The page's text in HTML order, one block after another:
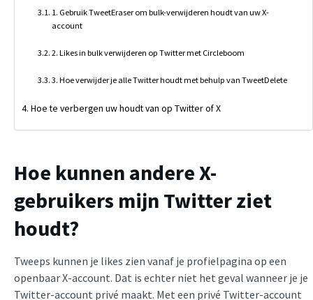
1. Gebruik TweetEraser om bulk-verwijderen houdt van uw X-
account
2. Likes in bulk verwijderen op Twitter met Circleboom
3. Hoe verwijder je alle Twitter houdt met behulp van TweetDelete
Hoe te verbergen uw houdt van op Twitter of X
Hoe kunnen andere X-
gebruikers mijn Twitter ziet
houdt?
Tweeps kunnen je likes zien vanaf je profielpagina op een
openbaar X-account. Dat is echter niet het geval wanneer je je
Twitter-account privé maakt. Met een privé Twitter-account